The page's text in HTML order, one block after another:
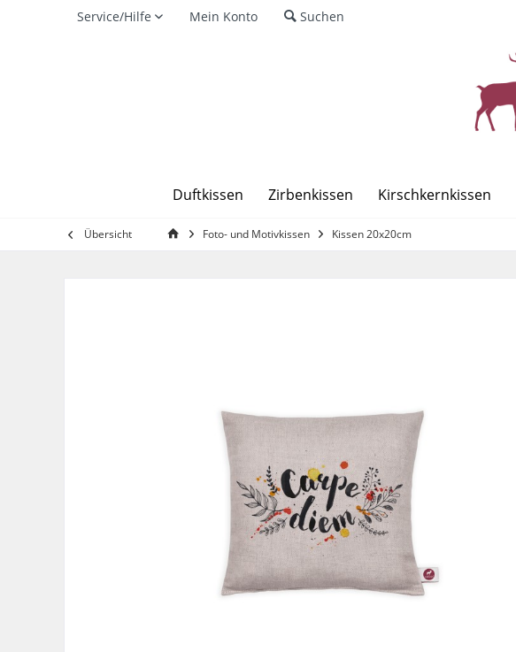
Service/Hilfe Mein Konto Suchen
Duftkissen Zirbenkissen Kirschkernkissen
Übersicht Foto- und Motivkissen Kissen 20x20cm